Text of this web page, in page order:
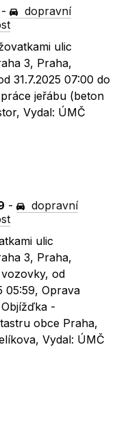
-
dopravní
ulic
3, Praha,
31.7.2025 07:00 do
jeřábu (beton
Vydal: ÚMČ
-
dopravní
ulic
3, Praha,
od
05:59, Oprava
-
obce Praha,
Vydal: ÚMČ